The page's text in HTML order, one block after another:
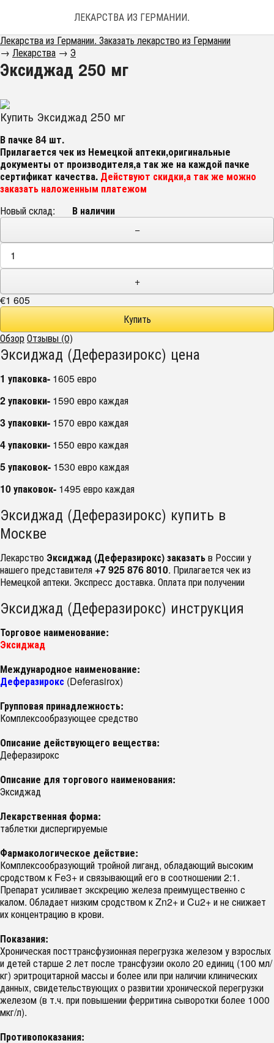
ЛЕКАРСТВА ИЗ ГЕРМАНИИ. ЗАКАЗАТЬ
Лекарства из Германии. Заказать лекарство из Германии
→ Лекарства → Э
Эксиджад 250 мг
Купить Эксиджад 250 мг
В пачке 84 шт.
Прилагается чек из Немецкой аптеки,оригинальные
документы от производителя,а так же на каждой пачке
сертификат качества. Действуют скидки,а так же можно
заказать наложенным платежом
Новый склад:
В наличии
−
+
€1 605
ОбзорОтзывы (0)
Эксиджад (Деферазирокс) цена
1 упаковка- 1605 евро
2 упаковки- 1590 евро каждая
3 упаковки- 1570 евро каждая
4 упаковки- 1550 евро каждая
5 упаковок- 1530 евро каждая
10 упаковок- 1495 евро каждая
Эксиджад (Деферазирокс) купить в
Москве
Лекарство Эксиджад (Деферазирокс) заказатьв России у
нашего представителя +7 925 876 8010. Прилагается чек из
Немецкой аптеки. Экспресс доставка. Оплата при получении
Эксиджад (Деферазирокс) инструкция
Торговое наименование:
Эксиджад
Международное наименование:
Деферазирокс (Deferasirox)
Групповая принадлежность:
Комплексообразующее средство
Описание действующего вещества:
Деферазирокс
Описание для торгового наименования:
Эксиджад
Лекарственная форма:
таблетки диспергируемые
Фармакологическое действие:
Комплексообразующий тройной лиганд, обладающий высоким
сродством к Fe3+ и связывающий его в соотношении 2:1.
Препарат усиливает экскрецию железа преимущественно с
калом. Обладает низким сродством к Zn2+ и Cu2+ и не снижает
их концентрацию в крови.
Показания:
Хроническая посттрансфузионная перегрузка железом у взрослых
и детей старше 2 лет после трансфузии около 20 единиц (100 мл/
кг) эритроцитарной массы и более или при наличии клинических
данных, свидетельствующих о развитии хронической перегрузки
железом (в т.ч. при повышении ферритина сыворотки более 1000
мкг/л).
Противопоказания: